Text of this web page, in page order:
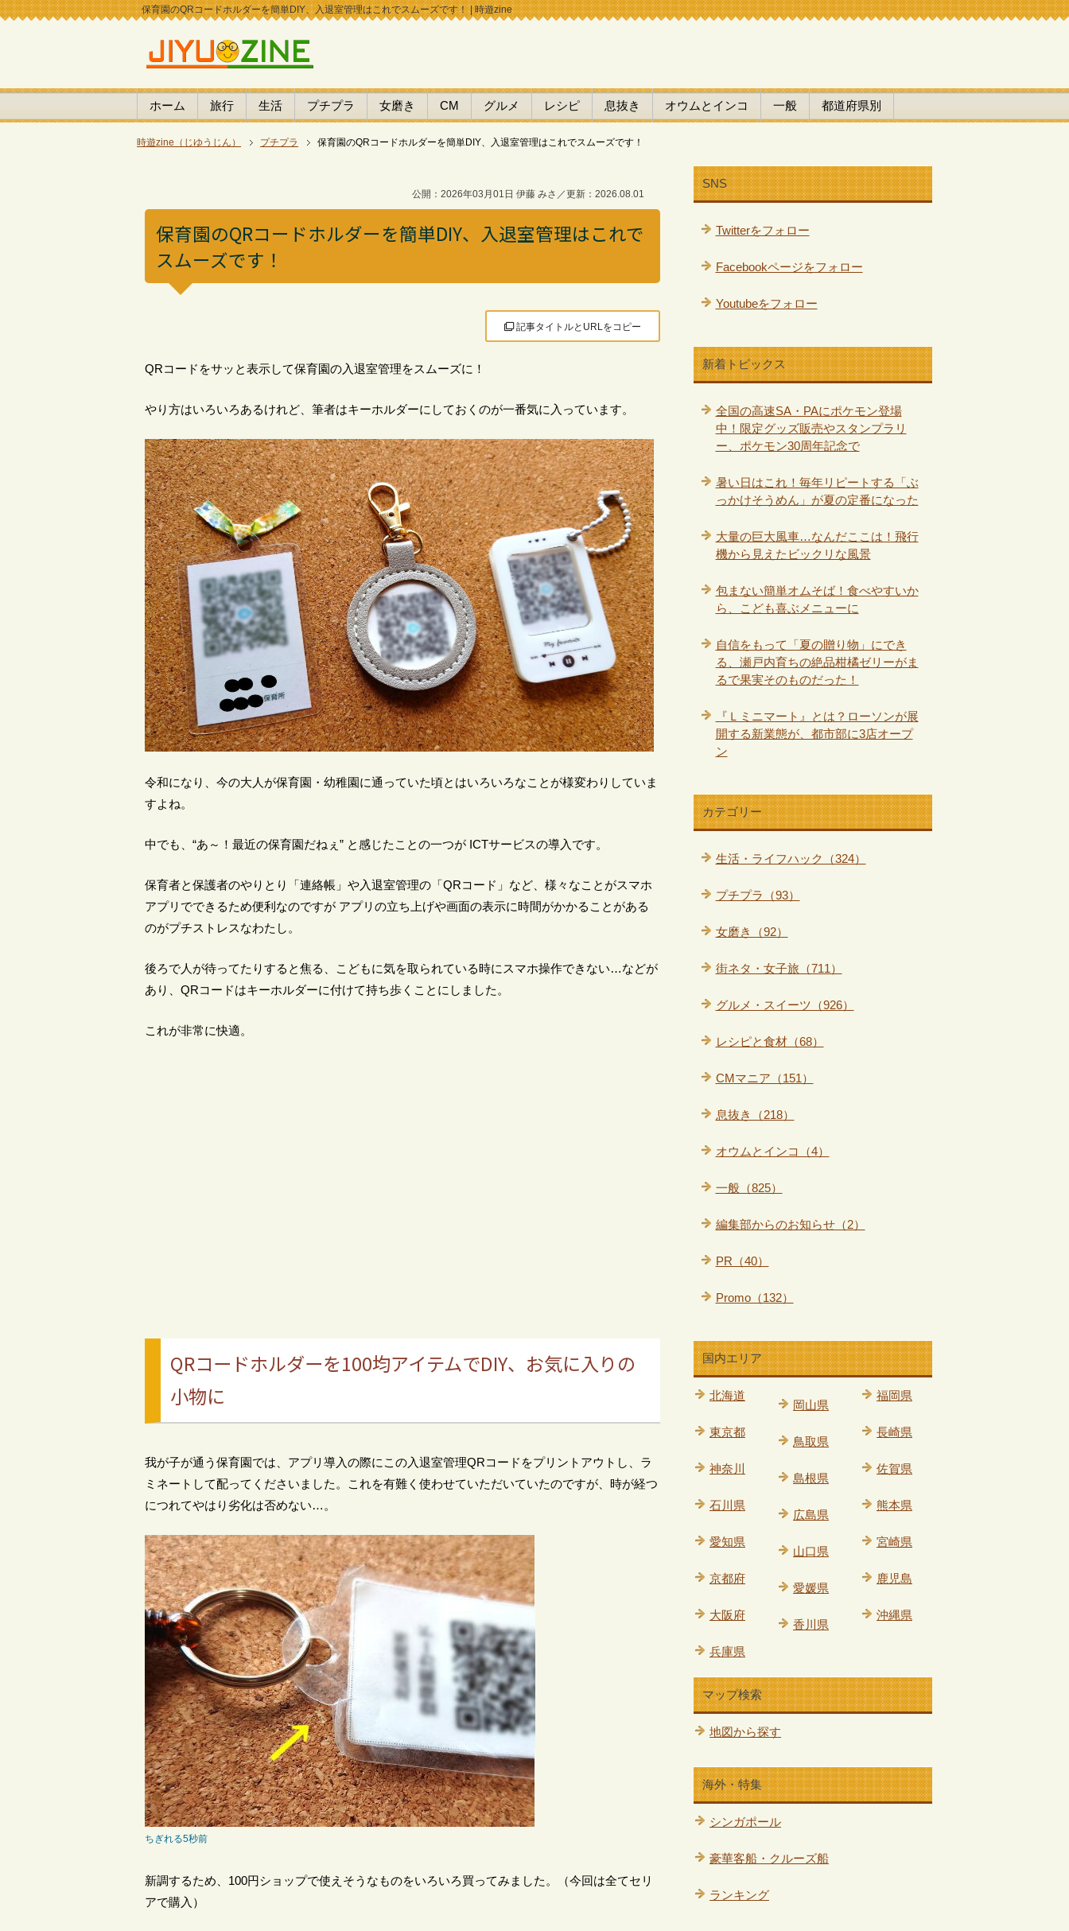
保育園のQRコードホルダーを簡単DIY、入退室管理はこれでスムーズです！ | 時遊zine
ホーム 旅行 生活 プチプラ 女磨き CM グルメ レシピ 息抜き オウムとインコ 一般 都道府県別
時遊zine（じゆうじん） プチプラ 保育園のQRコードホルダーを簡単DIY、入退室管理はこれでスムーズです！
公開：2026年03月01日 伊藤 みさ／更新：2026.08.01
保育園のQRコードホルダーを簡単DIY、入退室管理はこれで
スムーズです！
記事タイトルとURLをコピー
QRコードをサッと表示して保育園の入退室管理をスムーズに！
やり方はいろいろあるけれど、筆者はキーホルダーにしておくのが一番気に入っています。
令和になり、今の大人が保育園・幼稚園に通っていた頃とはいろいろなことが様変わりしていま
すよね。
中でも、“あ～！最近の保育園だねぇ” と感じたことの一つが ICTサービスの導入です。
保育者と保護者のやりとり「連絡帳」や入退室管理の「QRコード」など、様々なことがスマホ
アプリでできるため便利なのですが アプリの立ち上げや画面の表示に時間がかかることがある
のがプチストレスなわたし。
後ろで人が待ってたりすると焦る、こどもに気を取られている時にスマホ操作できない…などが
あり、QRコードはキーホルダーに付けて持ち歩くことにしました。
これが非常に快適。
QRコードホルダーを100均アイテムでDIY、お気に入りの
小物に
我が子が通う保育園では、アプリ導入の際にこの入退室管理QRコードをプリントアウトし、ラ
ミネートして配ってくださいました。これを有難く使わせていただいていたのですが、時が経つ
につれてやはり劣化は否めない…。
ちぎれる5秒前
新調するため、100円ショップで使えそうなものをいろいろ買ってみました。（今回は全てセリ
アで購入）
SNS
Twitterをフォロー
Facebookページをフォロー
Youtubeをフォロー
新着トピックス
全国の高速SA・PAにポケモン登場
中！限定グッズ販売やスタンプラリ
ー、ポケモン30周年記念で
暑い日はこれ！毎年リピートする「ぶ
っかけそうめん」が夏の定番になった
大量の巨大風車…なんだここは！飛行
機から見えたビックリな風景
包まない簡単オムそば！食べやすいか
ら、こども喜ぶメニューに
自信をもって「夏の贈り物」にでき
る、瀬戸内育ちの絶品柑橘ゼリーがま
るで果実そのものだった！
『Ｌミニマート』とは？ローソンが展
開する新業態が、都市部に3店オープ
ン
カテゴリー
生活・ライフハック（324）
プチプラ（93）
女磨き（92）
街ネタ・女子旅（711）
グルメ・スイーツ（926）
レシピと食材（68）
CMマニア（151）
息抜き（218）
オウムとインコ（4）
一般（825）
編集部からのお知らせ（2）
PR（40）
Promo（132）
国内エリア
北海道
東京都
神奈川
石川県
愛知県
京都府
大阪府
兵庫県
岡山県
鳥取県
島根県
広島県
山口県
愛媛県
香川県
福岡県
長崎県
佐賀県
熊本県
宮崎県
鹿児島
沖縄県
マップ検索
地図から探す
海外・特集
シンガポール
豪華客船・クルーズ船
ランキング